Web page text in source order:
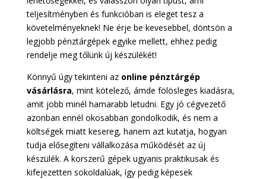
teljesítményben és funkcióban is eleget tesz a
követelményeknek! Ne érje be kevesebbel, döntsön a
legjobb pénztárgépek egyike mellett, ehhez pedig
rendelje meg tőlünk új készülékét!
Könnyű úgy tekinteni az online pénztárgép
vásárlásra, mint kötelező, ámde fölösleges kiadásra,
amit jobb minél hamarabb letudni. Egy jó cégvezető
azonban ennél okosabban gondolkodik, és nem a
költségek miatt kesereg, hanem azt kutatja, hogyan
tudja elősegíteni vállalkozása működését az új
készülék. A korszerű gépek ugyanis praktikusak és
kifejezetten sokoldalúak, így pedig képesek